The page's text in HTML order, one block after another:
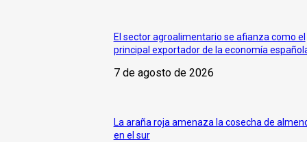
El sector agroalimentario se afianza como el
principal exportador de la economía
7 de agosto de 2026
La araña roja amenaza la cosecha de
en el sur